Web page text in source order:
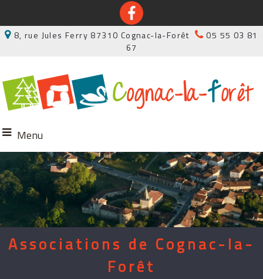
8, rue Jules Ferry 87310 Cognac-la-Forêt
05 55 03 81
67
Menu
Associations de Cognac-la-
Forêt